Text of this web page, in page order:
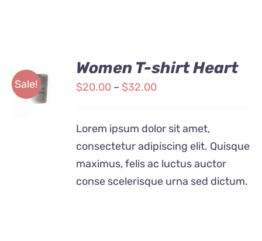
Sale!
SELECT
OPTIONS
/
Women T-shirt Heart
$20.00 – $32.00
Lorem ipsum dolor sit amet,
consectetur adipiscing elit. Quisque
maximus, felis ac luctus auctor
conse scelerisque urna sed dictum.